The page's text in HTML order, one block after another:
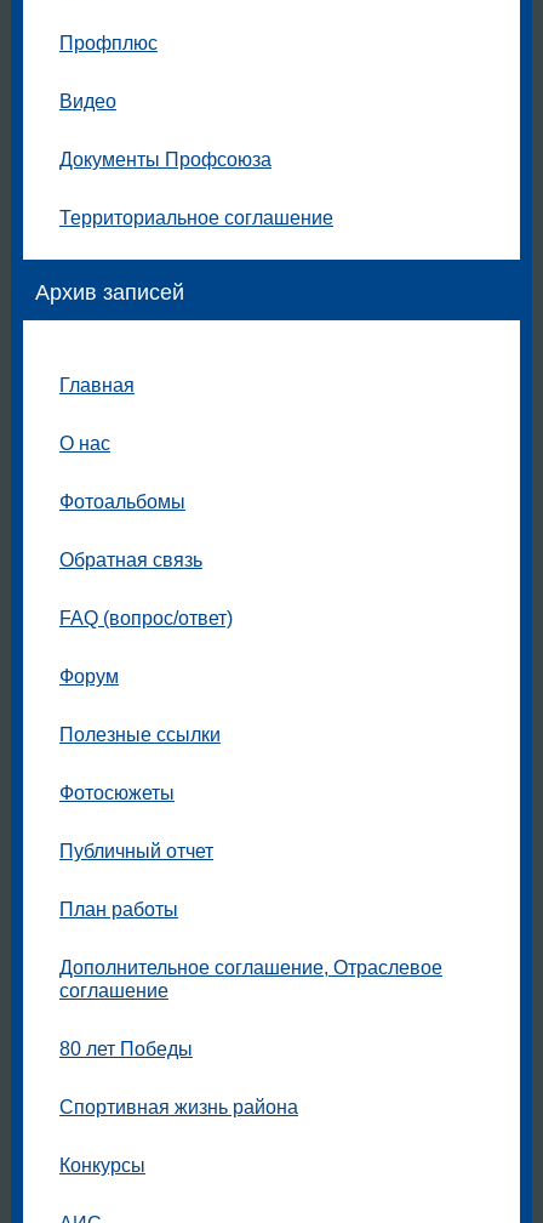
Профплюс
Видео
Документы Профсоюза
Территориальное соглашение
Архив записей
Главная
О нас
Фотоальбомы
Обратная связь
FAQ (вопрос/ответ)
Форум
Полезные ссылки
Фотосюжеты
Публичный отчет
План работы
Дополнительное соглашение, Отраслевое
соглашение
80 лет Победы
Спортивная жизнь района
Конкурсы